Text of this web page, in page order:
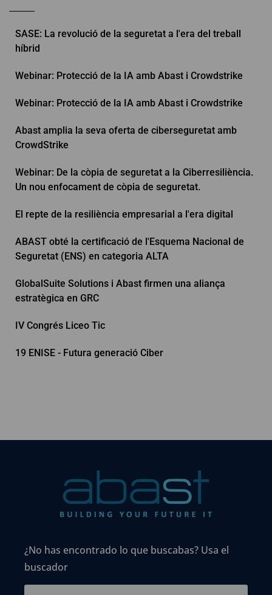
SASE: La revolució de la seguretat a l'era del treball
híbrid
Webinar: Protecció de la IA amb Abast i Crowdstrike
Webinar: Protecció de la IA amb Abast i Crowdstrike
Abast amplia la seva oferta de ciberseguretat amb
CrowdStrike
Webinar: De la còpia de seguretat a la Ciberresiliència.
Un nou enfocament de còpia de seguretat.
El repte de la resiliència empresarial a l'era digital
ABAST obté la certificació de l'Esquema Nacional de
Seguretat (ENS) en categoria ALTA
GlobalSuite Solutions i Abast firmen una aliança
estratègica en GRC
IV Congrés Liceo Tic
19 ENISE - Futura generació Ciber
¿No has encontrado lo que buscabas? Usa el
buscador